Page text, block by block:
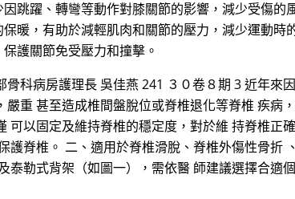
跳躍、轉彎等動作對膝關節的影響，減少受傷
暖，有助於減輕肌肉和關節的壓力，減少運動
護關節免受壓力和撞擊。
科病房護理長 吳佳燕 241 ３０卷８期 3 近年來
重 甚至造成椎間盤脫位或脊椎退化等脊椎 疾病
可以固定及維持脊椎的穩定度，對於維 持脊椎正
護脊椎。 二、適用於脊椎滑脫、脊椎外傷性骨
泰勒式背架（如圖一），需依醫 師建議選擇合適